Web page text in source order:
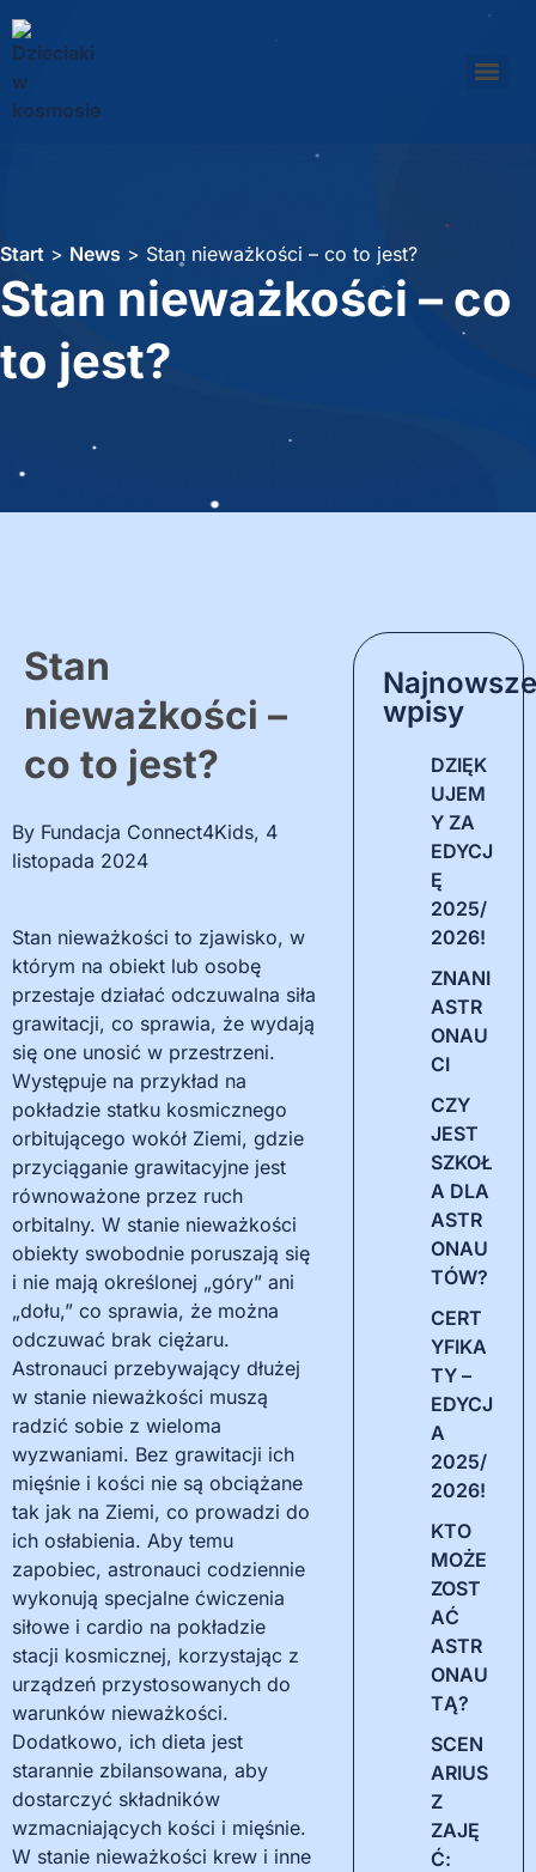
Start > News > Stan nieważkości – co to jest?
Stan nieważkości – co
to jest?
Stan
nieważkości –
co to jest?
By Fundacja Connect4Kids, 4
listopada 2024
Stan nieważkości to zjawisko, w
którym na obiekt lub osobę
przestaje działać odczuwalna siła
grawitacji, co sprawia, że wydają
się one unosić w przestrzeni.
Występuje na przykład na
pokładzie statku kosmicznego
orbitującego wokół Ziemi, gdzie
przyciąganie grawitacyjne jest
równoważone przez ruch
orbitalny. W stanie nieważkości
obiekty swobodnie poruszają się
i nie mają określonej „góry” ani
„dołu,” co sprawia, że można
odczuwać brak ciężaru.
Astronauci przebywający dłużej
w stanie nieważkości muszą
radzić sobie z wieloma
wyzwaniami. Bez grawitacji ich
mięśnie i kości nie są obciążane
tak jak na Ziemi, co prowadzi do
ich osłabienia. Aby temu
zapobiec, astronauci codziennie
wykonują specjalne ćwiczenia
siłowe i cardio na pokładzie
stacji kosmicznej, korzystając z
urządzeń przystosowanych do
warunków nieważkości.
Dodatkowo, ich dieta jest
starannie zbilansowana, aby
dostarczyć składników
wzmacniających kości i mięśnie.
W stanie nieważkości krew i inne
wpisy
DZIĘK
UJEM
Y ZA
EDYCJ
Ę
2025/
2026!
ZNANI
ASTR
ONAU
CI
CZY
JEST
SZKOŁ
A DLA
ASTR
ONAU
TÓW?
CERT
YFIKA
TY –
EDYCJ
A
2025/
2026!
KTO
MOŻE
ZOST
AĆ
ASTR
ONAU
TĄ?
SCEN
ARIUS
Z
ZAJĘ
Ć: